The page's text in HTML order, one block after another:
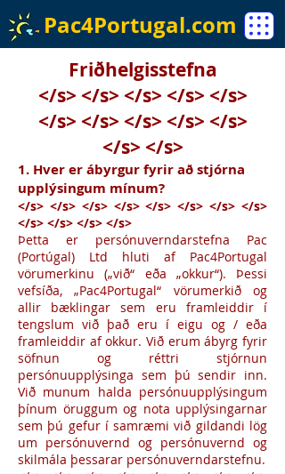
Pac4Portugal.com
Friðhelgisstefna
</s> </s> </s> </s> </s>
</s> </s> </s> </s> </s>
</s> </s>
1. Hver er ábyrgur fyrir að stjórna
upplýsingum mínum?
</s> </s> </s> </s> </s> </s> </s> </s>
</s> </s> </s> </s>
Þetta er persónuverndarstefna Pac
(Portúgal) Ltd hluti af Pac4Portugal
vörumerkinu („við“ eða „okkur“). Þessi
vefsíða, „Pac4Portugal“ vörumerkið og
allir bæklingar sem eru framleiddir í
tengslum við það eru í eigu og / eða
framleiddir af okkur. Við erum ábyrg fyrir
söfnun og réttri stjórnun
persónuupplýsinga sem þú sendir inn.
Við munum halda persónuupplýsingum
þínum öruggum og nota upplýsingarnar
sem þú gefur í samræmi við gildandi lög
um persónuvernd og persónuvernd og
skilmála þessarar persónuverndarstefnu.